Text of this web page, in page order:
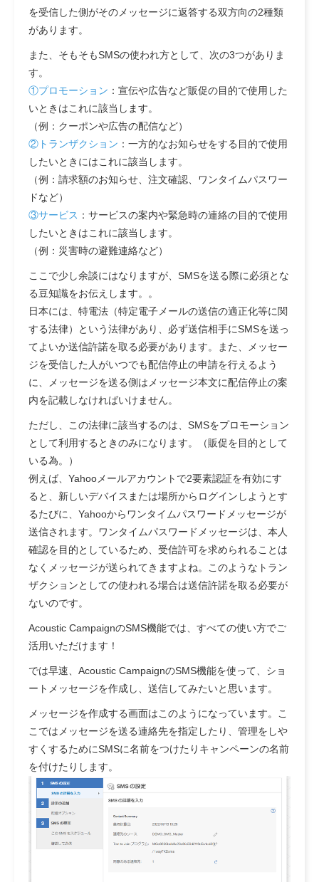
を受信した側がそのメッセージに返答する双方向の2種類
があります。
また、そもそもSMSの使われ方として、次の3つがありま
す。
①プロモーション ： 宣伝や広告など販促の目的で使用した
いときはこれに該当します。
（例：クーポンや広告の配信など）
② トランザクション ： 一方的なお知らせをする目的で使用
したいときにはこれに該当します。
（例：請求額のお知らせ、注文確認、ワンタイムパスワー
ドなど）
③サービス ： サービスの案内や緊急時の連絡の目的で使用
したいときはこれに該当します。
（例：災害時の避難連絡など）
ここで少し余談にはなりますが、SMSを送る際に必須とな
る豆知識をお伝えします。。
日本には、 特電法 （特定電子メールの送信の適正化等に関
する法律）という法律があり、 必ず送信相手にSMSを送っ
てよいか送信許諾を取る必要があります。
また、メッセー
ジを受信した人がいつでも配信停止の申請を行えるよう
に、メッセージを送る側はメッセージ本文に配信停止の案
内を記載しなければいけません。
ただし、この法律に該当するのは、 SMSをプロモーション
として利用するときのみになります。（販促を目的として
いる為。）
例えば、Yahooメールアカウントで2要素認証を有効にす
ると、新しいデバイスまたは場所からログインしようとす
るたびに、Yahooからワンタイムパスワードメッセージが
送信されます。ワンタイムパスワードメッセージは、本人
確認を目的としているため、受信許可を求められることは
なくメッセージが送られてきますよね。このようなトラン
ザクションとしての使われる場合は送信許諾を取る必要が
ないのです。
Acoustic CampaignのSMS機能では、すべての使い方でご
活用いただけます！
では早速、Acoustic CampaignのSMS機能を使って、ショ
ートメッセージを作成し、送信してみたいと思います。
メッセージを作成する画面はこのようになっています。こ
こではメッセージを送る連絡先を指定したり、管理をしや
すくするためにSMSに名前をつけたりキャンペーンの名前
を付けたりします。